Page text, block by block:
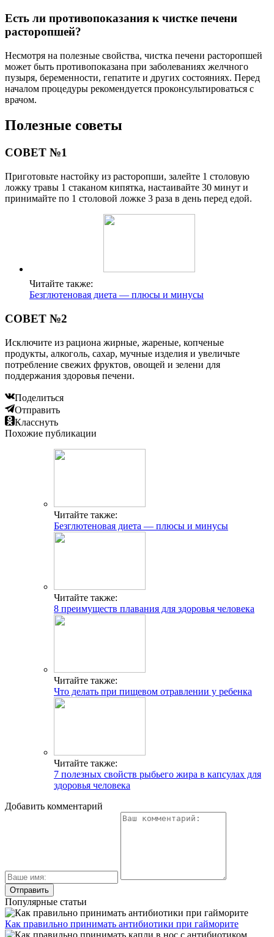
Есть ли противопоказания к чистке печени
расторопшей?
Несмотря на полезные свойства, чистка печени расторопшей
может быть противопоказана при заболеваниях желчного
пузыря, беременности, гепатите и других состояниях. Перед
началом процедуры рекомендуется проконсультироваться с
врачом.
Полезные советы
СОВЕТ №1
Приготовьте настойку из расторопши, залейте 1 столовую
ложку травы 1 стаканом кипятка, настаивайте 30 минут и
принимайте по 1 столовой ложке 3 раза в день перед едой.
Читайте также:
Безглютеновая диета — плюсы и минусы
СОВЕТ №2
Исключите из рациона жирные, жареные, копченые
продукты, алкоголь, сахар, мучные изделия и увеличьте
потребление свежих фруктов, овощей и зелени для
поддержания здоровья печени.
Поделиться
Отправить
Класснуть
Похожие публикации
Читайте также:
Безглютеновая диета — плюсы и минусы
Читайте также:
8 преимуществ плавания для здоровья человека
Читайте также:
Что делать при пищевом отравлении у ребенка
Читайте также:
7 полезных свойств рыбьего жира в капсулах для
здоровья человека
Добавить комментарий
Популярные статьи
Как правильно принимать антибиотики при гайморите